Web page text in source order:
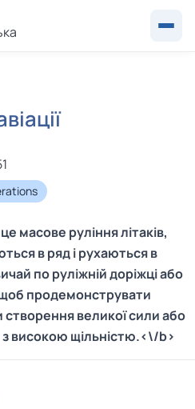
масове руління літаків,
в ряд і рухаються в
по руліжній доріжці або
щоб продемонструвати
створення великої сили або
з високою щільністю.<\/b>